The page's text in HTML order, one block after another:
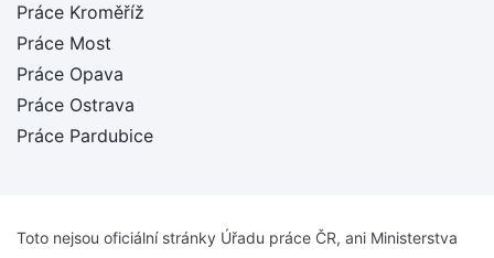
Práce Kroměříž
Práce Most
Práce Opava
Práce Ostrava
Práce Pardubice
Toto nejsou oficiální stránky Úřadu práce ČR, ani Ministerstva